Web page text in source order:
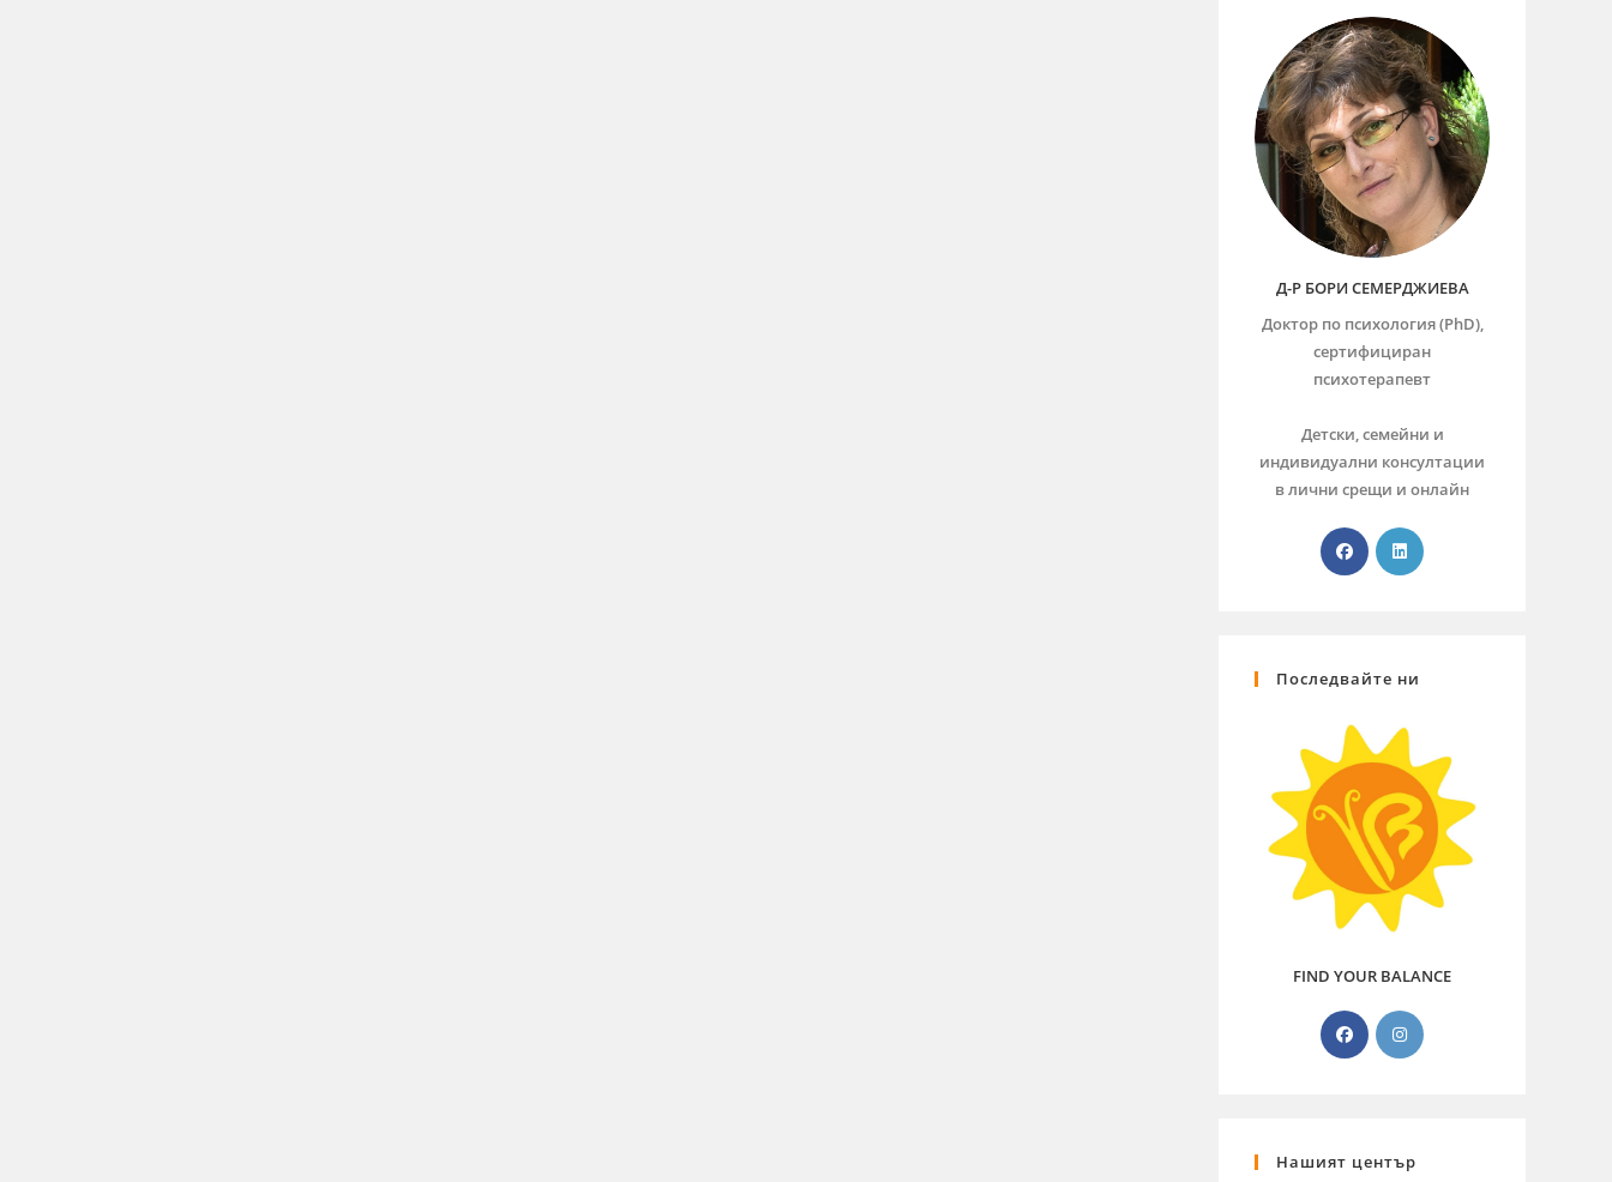
Д-Р БОРИ СЕМЕРДЖИЕВА
Доктор по психология (PhD),
сертифициран
психотерапевт
Детски, семейни и
индивидуални консултации
в лични срещи и онлайн
Последвайте ни
FIND YOUR BALANCE
Нашият център